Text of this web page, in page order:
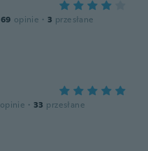
69 opinie · 3 przesłane
opinie · 33 przesłane